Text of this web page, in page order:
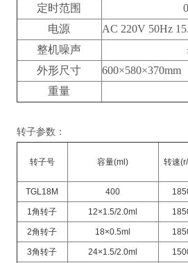
定时范围
电源
AC 220V 50Hz
整机噪声
外形尺寸
600×580×370mm
重量
转子参数：
转子号 容量(ml) 转速
TGL18M 400
1角转子 12×1.5/2.0ml
2角转子 18×0.5ml
3角转子 24×1.5/2.0ml